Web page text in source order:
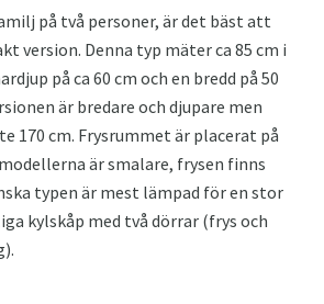
på två personer, är det bäst att
version. Denna typ mäter ca 85 cm i
på ca 60 cm och en bredd på 50
är bredare och djupare men
170 cm. Frysrummet är placerat på
är smalare, frysen finns
typen är mest lämpad för en stor
kylskåp med två dörrar (frys och